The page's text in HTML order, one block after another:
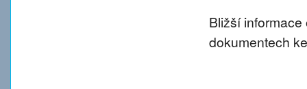
Bližší
dokumentech